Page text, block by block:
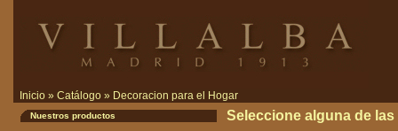
Inicio » Catálogo » Decoracion para el Hogar
Nuestros productos Seleccione alguna de